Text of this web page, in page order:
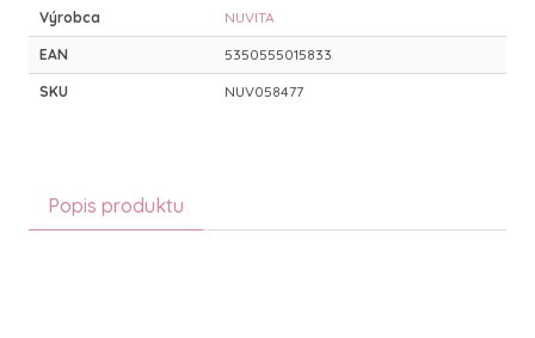
Výrobca NUVITA
EAN 5350555015833
SKU NUV058477
Popis produktu